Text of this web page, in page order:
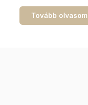
Tovább olvasom